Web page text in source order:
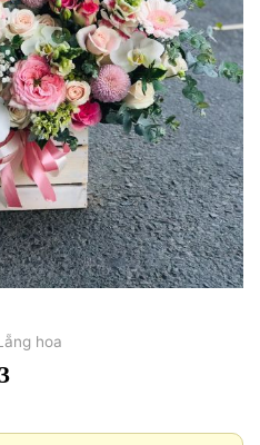
hoa